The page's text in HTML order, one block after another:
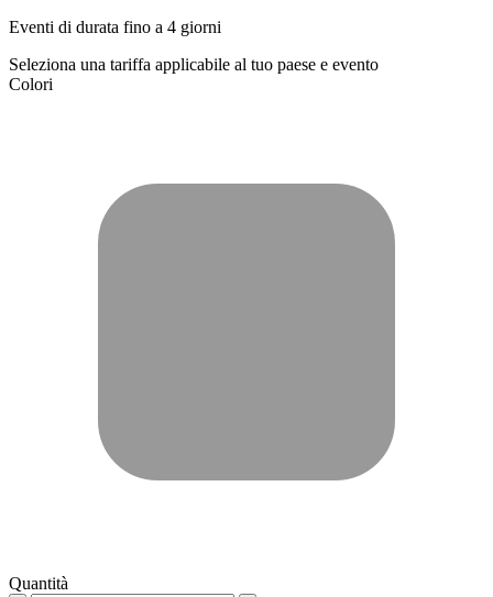
Eventi di durata fino a 4 giorni
Seleziona una tariffa applicabile al tuo paese e evento
Colori
Quantità